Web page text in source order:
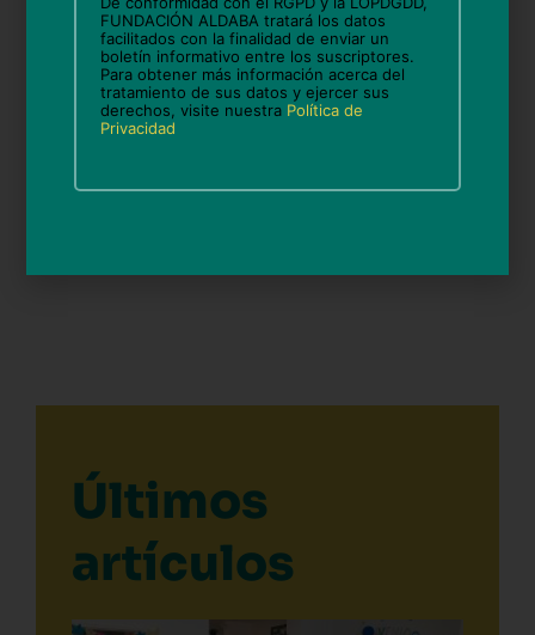
Compártelo en Facebook
Compártelo en Twitter
Ant
Últimos
artículos
FUNDACIÓN ALDABA tratará los datos
facilitados con la finalidad de enviar un
boletín informativo entre los suscriptores.
Para obtener más información acerca del
tratamiento de sus datos y ejercer sus
derechos, visite nuestra Política de
Privacidad